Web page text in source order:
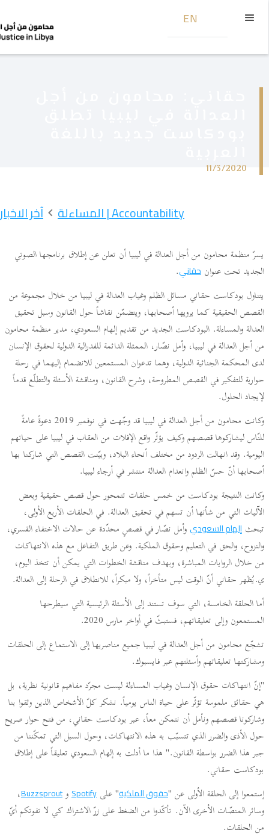
EN
11/3/2020
آخر الاخبار Accountability | المساءلة
يسرّ منظمة محامون من أجل العدالة في ليبيا أن تعلن عن إطلاق برنامجها الصوتي
الجديد تحت عنوان حقاني.
يتناول بودكاست حقاني مسائل الظلم وغياب العدالة في ليبيا من خلال مجموعة من
القصص الحقيقية كما يرويها أصحابها، ويتضمّن نقاشاً حول القانون وسبل تحقيق
العدالة والمساءلة. البودكاست الجديد من تقديم إلهام السعودي، مدير منظمة محامون
من أجل العدالة في ليبيا، وأمل نصّار، الممثلة الدائمة للفدرالية الدولية لحقوق الإنسان
لدى المحكمة الجنائية الدولية، وهما تدعوان المستمعين للانضمام إليهما في رحلة
حوارية للتفكير في القصص المطروحة، وشرح القانون، ومناقشة الأسئلة والتطلّع قدماً
لإيجاد الحلول.
وكانت محامون من أجل العدالة في ليبيا قد وجّهت في نوفمبر 2019 دعوةً عامةً
للنّاس ليشاركوها قصصهم وكيف يؤثّر واقع الإفلات من العقاب في ليبيا على حياتهم
اليومية. وقد انهالت الردود من مختلف أنحاء البلاد، وبيّنت القصص التي شاركنا بها
أصحابها أنّ حسّ الظلم وانعدام العدالة منتشر في أرجاء ليبيا.
وكانت النتيجة بودكاست من خمس حلقات تتمحور حول قصص حقيقية وبعض
الآليات التي من شأنها أن تسهم في تحقيق العدالة. في الحلقات الأربع الأولى،
تبحث إلهام السعودي وأمل نصّار في قصصٍ محدّدة عن حالات الاختفاء القسري،
والنزوح، والحق في التعليم وحقوق الملكية. وعن طريق التفاعل مع هذه الانتهاكات
من خلال الروايات المباشرة، وبهدف مناقشة الخطوات التي يمكن أن تتخذ اليوم،
ي.يُظهر حقاني أنّ الوقت ليس متأخراً، ولا مبكراً، للانطلاق في الرحلة إلى العدالة.
أما الحلقة الخامسة، التي سوف تستند إلى الأسئلة الرئيسية التي سيطرحها
المستمعون وإلى تعليقاتهم، فستبثّ في أواخر مارس 2020.
تشجّع محامون من أجل العدالة في ليبيا جميع مناصريها إلى الاستماع إلى الحلقات
ومشاركتها تعليقاتهم وأسئلتهم عبر فايسبوك.
"إنّ انتهاكات حقوق الإنسان وغياب المساءلة ليست مجرّد مفاهيم قانونية نظرية، بل
هي حقائق ملموسة تؤثّر على حياة الناس يومياً. نشكر كلّ الأشخاص الذين وثقوا بنا
وشاركونا قصصهم ونأمل أن نتمكن معاً، عبر بودكاست حقاني، من فتح حوار صريح
حول الأذى والضرر الذي تتسبّب به هذه الانتهاكات، وحول السبل التي تمكّننا من
جبر هذا الضرر بواسطة القانون." هذا ما أدلت به إلهام السعودي تعليقاً على إطلاق
بودكاست حقاني.
إستمعوا إلى الحلقة الأولى عن "حقوق الملكية" على SpotifyوBuzzsprout،
وسائر المنصّات الأخرى الآن. تأكّدوا من الضغط على زرّ الاشتراك كي لا تفوتكم أيّ
من الحلقات.